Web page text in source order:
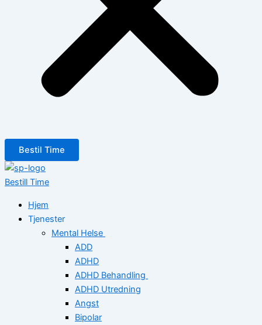
Bestil Time
Bestill Time
Hjem
Tjenester
Mental Helse
ADD
ADHD
ADHD Behandling
ADHD Utredning
Angst
Bipolar